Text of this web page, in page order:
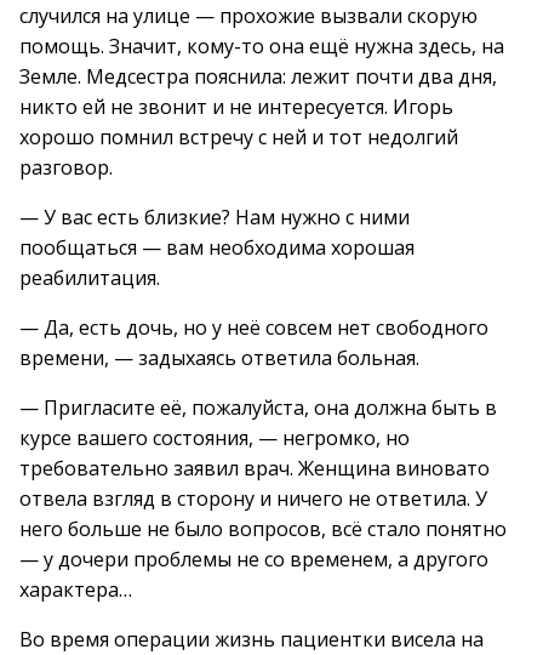
случился на улице — прохожие вызвали скорую
помощь. Значит, кому-то она ещё нужна здесь, на
Земле. Медсестра пояснила: лежит почти два дня,
никто ей не звонит и не интересуется. Игорь
хорошо помнил встречу с ней и тот недолгий
разговор.
— У вас есть близкие? Нам нужно с ними
пообщаться — вам необходима хорошая
реабилитация.
— Да, есть дочь, но у неё совсем нет свободного
времени, — задыхаясь ответила больная.
— Пригласите её, пожалуйста, она должна быть в
курсе вашего состояния, — негромко, но
требовательно заявил врач. Женщина виновато
отвела взгляд в сторону и ничего не ответила. У
него больше не было вопросов, всё стало понятно
— у дочери проблемы не со временем, а другого
характера…
Во время операции жизнь пациентки висела на